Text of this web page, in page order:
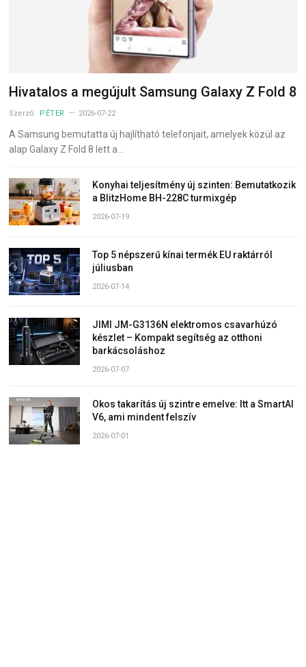
Hivatalos a megújult Samsung Galaxy Z Fold 8
Szerző: PÉTER 2026-07-22
A Samsung bemutatta új hajlítható telefonjait, amelyek közül az
alap Galaxy Z Fold 8 lett a…
Konyhai teljesítmény új szinten: Bemutatkozik
a BlitzHome BH-228C turmixgép
2026-07-19
Top 5 népszerű kínai termék EU raktárról
júliusban
2026-07-14
JIMI JM-G3136N elektromos csavarhúzó
készlet – Kompakt segítség az otthoni
barkácsoláshoz
2026-07-07
Okos takarítás új szintre emelve: Itt a SmartAI
V6, ami mindent felszív
2026-07-01